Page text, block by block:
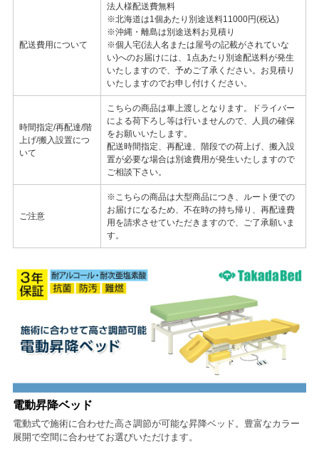
配送費用について
法人様配送費無料
※北海道は1個あたり別途送料11000円(税込)
※沖縄・離島は別途送料お見積り
※個人宅(法人名または屋号の記載がされていな
い)へのお届けには、1点あたり別途配送料が発生
いたしますので、予めご了承ください。お見積り
いたしますのでお申し付けください。
時間指定/再配達/階
上げ/搬入設置につ
いて
こちらの商品は車上渡しとなります。ドライバー
による荷下ろし等は行いませんので、人員の確保
をお願いいたします。
配送時間指定、再配達、階段での荷上げ、搬入設
置が必要な場合は別途費用が発生いたしますので
ご相談下さい。
ご注意
※こちらの商品は大型商品につき、ルート便での
お届けになるため、不在時の持ち帰り、再配達費
用を請求させていただきますので、ご了承願いま
す。
電動昇降ベッド
電動式で施術に合わせた高さ調節が可能な昇降ベッド。豊富なカラー
展開で空間に合わせてお選びいただけます。